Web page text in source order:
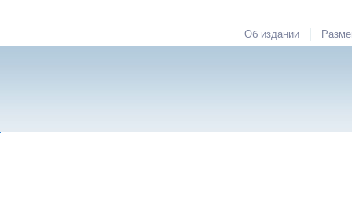
Об издании |